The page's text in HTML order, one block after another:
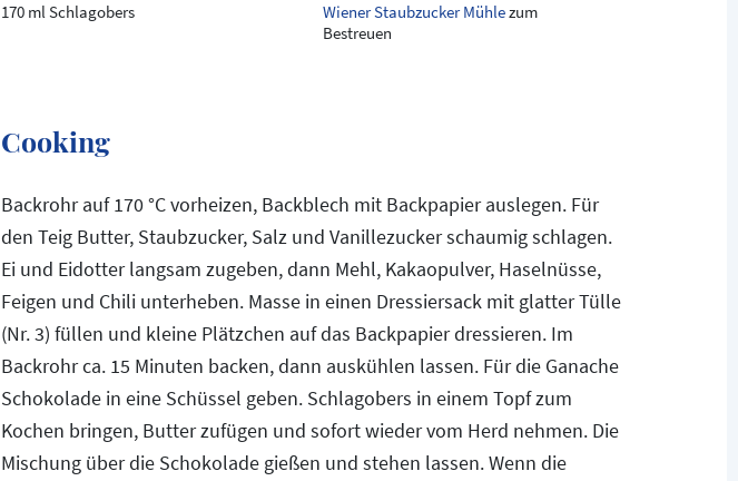
170 ml Schlagobers
Wiener Staubzucker Mühlezum
Bestreuen
Cooking
Backrohr auf 170 °C vorheizen, Backblech mit Backpapier auslegen. Für
den Teig Butter, Staubzucker, Salz und Vanillezucker schaumig schlagen.
Ei und Eidotter langsam zugeben, dann Mehl, Kakaopulver, Haselnüsse,
Feigen und Chili unterheben. Masse in einen Dressiersack mit glatter Tülle
(Nr. 3) füllen und kleine Plätzchen auf das Backpapier dressieren. Im
Backrohr ca. 15 Minuten backen, dann auskühlen lassen. Für die Ganache
Schokolade in eine Schüssel geben. Schlagobers in einem Topf zum
Kochen bringen, Butter zufügen und sofort wieder vom Herd nehmen. Die
Mischung über die Schokolade gießen und stehen lassen. Wenn die